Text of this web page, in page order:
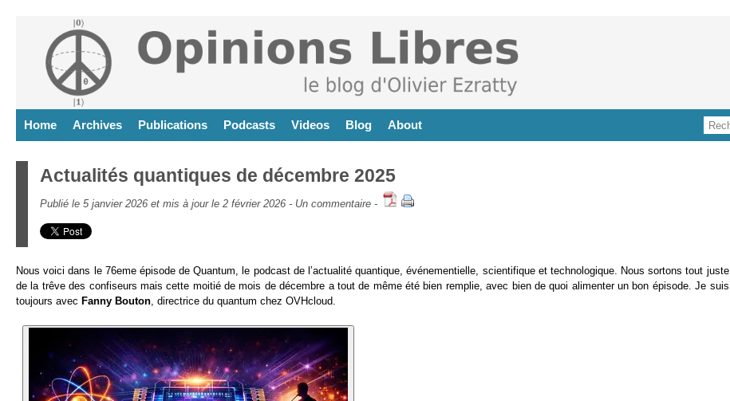
Home Archives Publications Podcasts Videos Blog About
Actualités quantiques de décembre 2025
Publié le 5 janvier 2026 et mis à jour le 2 février 2026 - Un commentaire -
Nous voici dans le 76eme épisode de Quantum, le podcast de l’actualité quantique, événementielle, scientifique et technologique. Nous sortons tout juste
de la trêve des confiseurs mais cette moitié de mois de décembre a tout de même été bien remplie, avec bien de quoi alimenter un bon épisode. Je suis
toujours avec Fanny Bouton, directrice du quantum chez OVHcloud.